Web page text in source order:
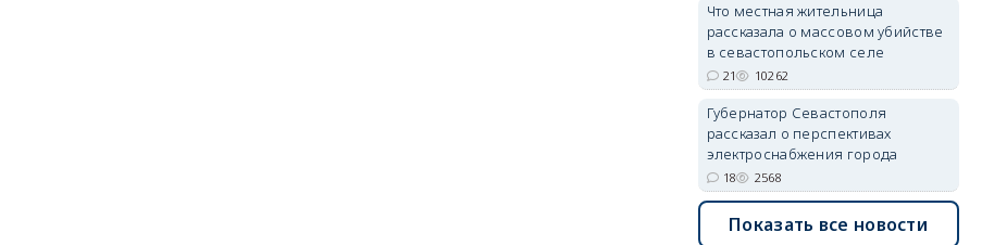
Что местная жительница
рассказала о массовом убийстве
в севастопольском селе
21 10262
Губернатор Севастополя
рассказал о перспективах
электроснабжения города
18 2568
Показать все новости